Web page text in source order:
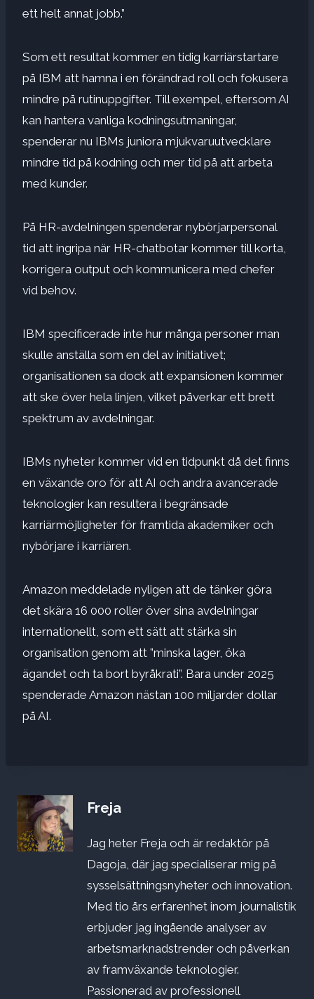
ett helt annat jobb.”
Som ett resultat kommer en tidig karriärstartare
på IBM att hamna i en förändrad roll och fokusera
mindre på rutinuppgifter. Till exempel, eftersom AI
kan hantera vanliga kodningsutmaningar,
spenderar nu IBMs juniora mjukvaruutvecklare
mindre tid på kodning och mer tid på att arbeta
med kunder.
På HR-avdelningen spenderar nybörjarpersonal
tid att ingripa när HR-chatbotar kommer till korta,
korrigera output och kommunicera med chefer
vid behov.
IBM specificerade inte hur många personer man
skulle anställa som en del av initiativet;
organisationen sa dock att expansionen kommer
att ske över hela linjen, vilket påverkar ett brett
spektrum av avdelningar.
IBMs nyheter kommer vid en tidpunkt då det finns
en växande oro för att AI och andra avancerade
teknologier kan resultera i begränsade
karriärmöjligheter för framtida akademiker och
nybörjare i karriären.
Amazon meddelade nyligen att de tänker göra
det skära 16 000 roller över sina avdelningar
internationellt, som ett sätt att stärka sin
organisation genom att ”minska lager, öka
ägandet och ta bort byråkrati”. Bara under 2025
spenderade Amazon nästan 100 miljarder dollar
på AI.
Freja
Jag heter Freja och är redaktör på
Dagoja, där jag specialiserar mig på
sysselsättningsnyheter och innovation.
Med tio års erfarenhet inom journalistik
erbjuder jag ingående analyser av
arbetsmarknadstrender och påverkan
av framväxande teknologier.
Passionerad av professionell